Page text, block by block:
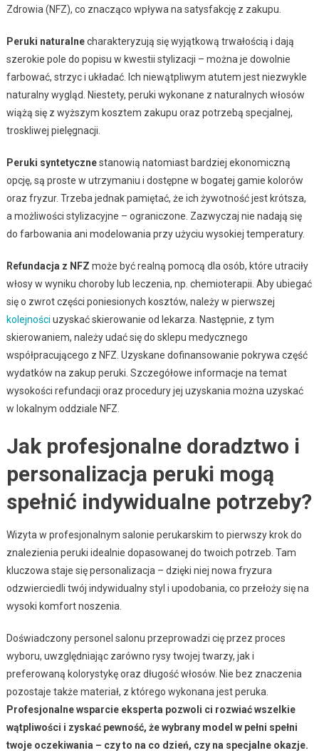
Zdrowia (NFZ), co znacząco wpływa na satysfakcję z zakupu.
Peruki naturalnecharakteryzują się wyjątkową trwałością i dają
szerokie pole do popisu w kwestii stylizacji – można je dowolnie
farbować, strzyc i układać. Ich niewątpliwym atutem jest niezwykle
naturalny wygląd. Niestety, peruki wykonane z naturalnych włosów
wiążą się z wyższym kosztem zakupu oraz potrzebą specjalnej,
troskliwej pielęgnacji.
Peruki syntetycznestanowią natomiast bardziej ekonomiczną
opcję, są proste w utrzymaniu i dostępne w bogatej gamie kolorów
oraz fryzur. Trzeba jednak pamiętać, że ich żywotność jest krótsza,
a możliwości stylizacyjne – ograniczone. Zazwyczaj nie nadają się
do farbowania ani modelowania przy użyciu wysokiej temperatury.
Refundacja z NFZ może być realną pomocą dla osób, które utraciły
włosy w wyniku choroby lub leczenia, np. chemioterapii. Aby ubiegać
się o zwrot części poniesionych kosztów, należy w pierwszej
kolejności uzyskać skierowanie od lekarza. Następnie, z tym
skierowaniem, należy udać się do sklepu medycznego
współpracującego z NFZ. Uzyskane dofinansowanie pokrywa część
wydatków na zakup peruki. Szczegółowe informacje na temat
wysokości refundacji oraz procedury jej uzyskania można uzyskać
w lokalnym oddziale NFZ.
Jak profesjonalne doradztwo i
personalizacja peruki mogą
spełnić indywidualne potrzeby?
Wizyta w profesjonalnym salonie perukarskim to pierwszy krok do
znalezienia peruki idealnie dopasowanej do twoich potrzeb. Tam
kluczowa staje się personalizacja – dzięki niej nowa fryzura
odzwierciedli twój indywidualny styl i upodobania, co przełoży się na
wysoki komfort noszenia.
Doświadczony personel salonu przeprowadzi cię przez proces
wyboru, uwzględniając zarówno rysy twojej twarzy, jak i
preferowaną kolorystykę oraz długość włosów. Nie bez znaczenia
pozostaje także materiał, z którego wykonana jest peruka.
Profesjonalne wsparcie eksperta pozwoli ci rozwiać wszelkie
wątpliwości i zyskać pewność, że wybrany model w pełni spełni
twoje oczekiwania – czy to na co dzień, czy na specjalne okazje.